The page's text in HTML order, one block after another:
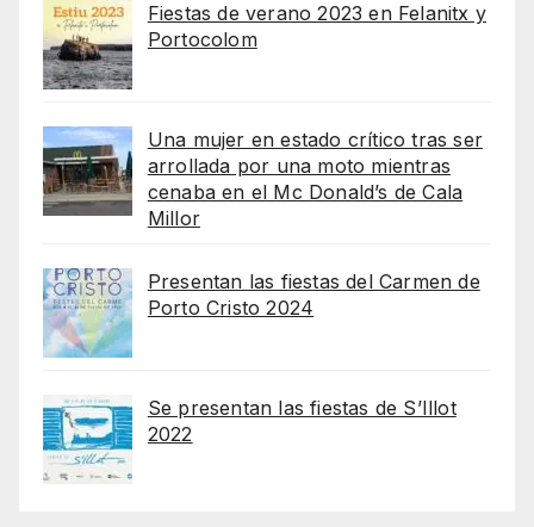
Fiestas de verano 2023 en Felanitx y
Portocolom
Una mujer en estado crítico tras ser
arrollada por una moto mientras
cenaba en el Mc Donald’s de Cala
Millor
Presentan las fiestas del Carmen de
Porto Cristo 2024
Se presentan las fiestas de S’Illot
2022